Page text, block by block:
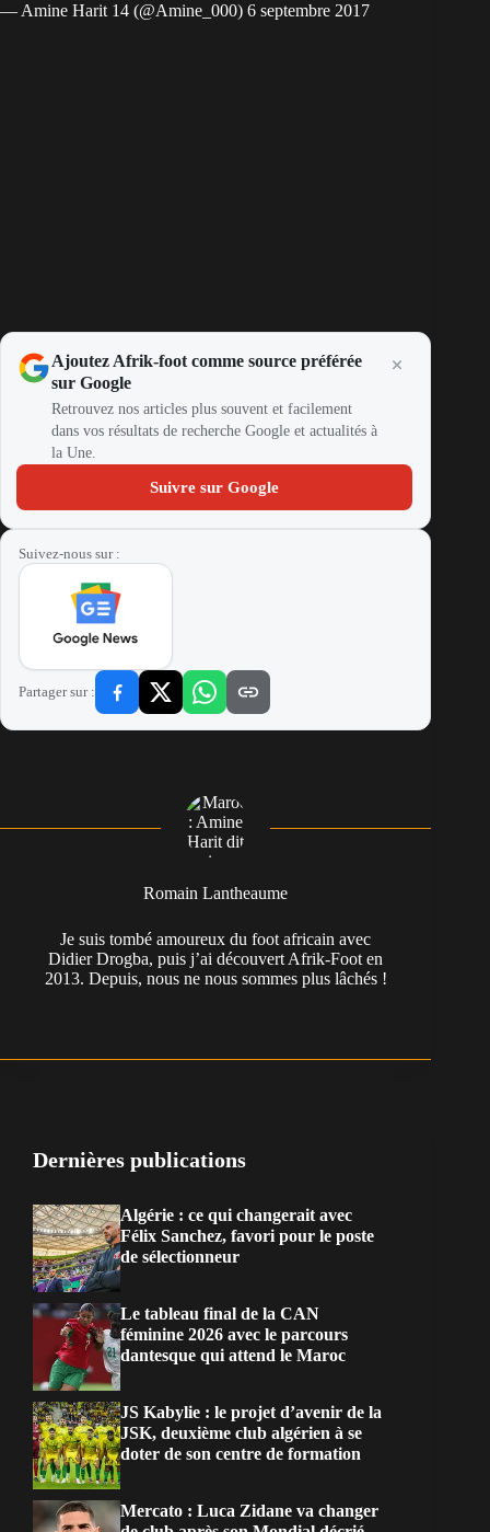
— Amine Harit 14 (@Amine_000) 6 septembre 2017
Ajoutez Afrik-foot comme source préférée
sur Google
Retrouvez nos articles plus souvent et facilement
dans vos résultats de recherche Google et actualités à
la Une.
Suivre sur Google
Suivez-nous sur :
Partager sur :
Romain Lantheaume
Je suis tombé amoureux du foot africain avec
Didier Drogba, puis j’ai découvert Afrik-Foot en
2013. Depuis, nous ne nous sommes plus lâchés !
Dernières publications
Algérie : ce qui changerait avec
Félix Sanchez, favori pour le poste
de sélectionneur
Le tableau final de la CAN
féminine 2026 avec le parcours
dantesque qui attend le Maroc
JS Kabylie : le projet d’avenir de la
JSK, deuxième club algérien à se
doter de son centre de formation
Mercato : Luca Zidane va changer